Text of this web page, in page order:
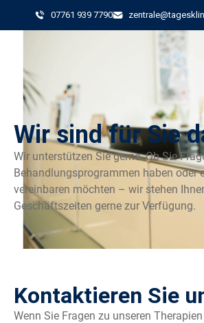
07761 939 7790
Wir sind für Sie d
Wir unterstützen Sie gerne. Ob Sie
Behandlungsprogrammen haben oder
vereinbaren möchten – wir stehen
Geschäftszeiten gerne zur Verfügung.
Kontaktieren Sie
Wenn Sie Fragen zu unseren